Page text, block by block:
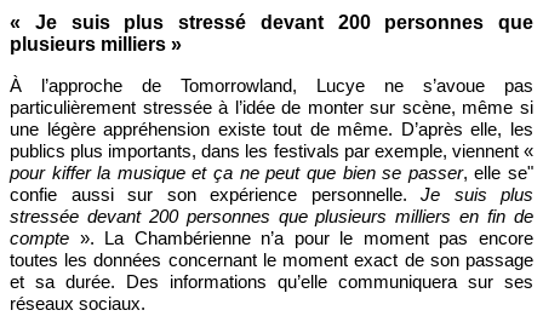
« Je suis plus stressé devant 200 personnes que
plusieurs milliers »
À l’approche de Tomorrowland, Lucye ne s’avoue pas
particulièrement stressée à l’idée de monter sur scène, même si
une légère appréhension existe tout de même. D’après elle, les
publics plus importants, dans les festivals par exemple, viennent «
pour kiffer la musique et ça ne peut que bien se passer, elle se"
confie aussi sur son expérience personnelle. Je suis plus
stressée devant 200 personnes que plusieurs milliers en fin de
compte ». La Chambérienne n’a pour le moment pas encore
toutes les données concernant le moment exact de son passage
et sa durée. Des informations qu’elle communiquera sur ses
réseaux sociaux.